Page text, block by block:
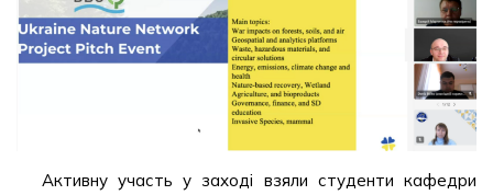
Активну участь у заході взяли студенти кафедри